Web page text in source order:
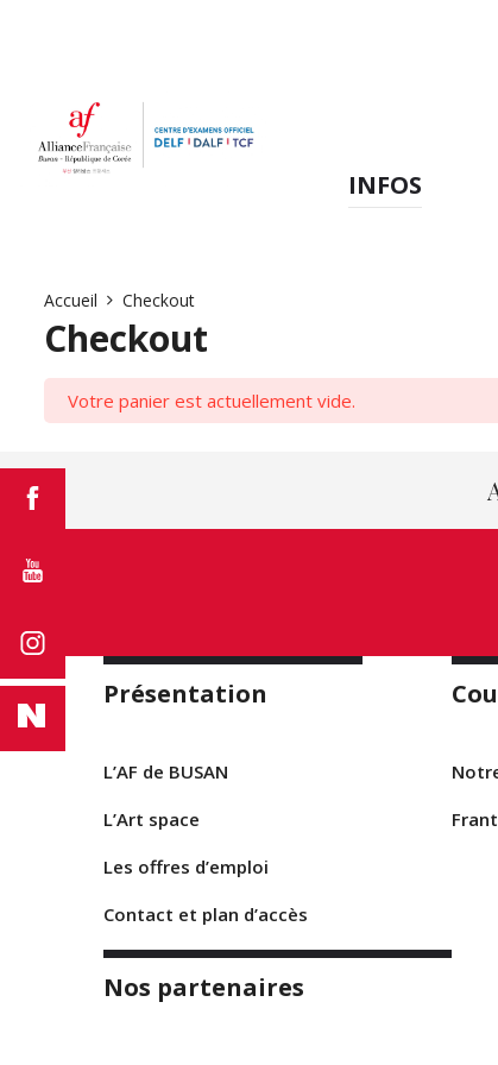
INFOS
Accueil Checkout
Checkout
Votre panier est actuellement vide.
Présentation
L’AF de BUSAN
L’Art space
Les offres d’emploi
Contact et plan d’accès
Nos partenaires